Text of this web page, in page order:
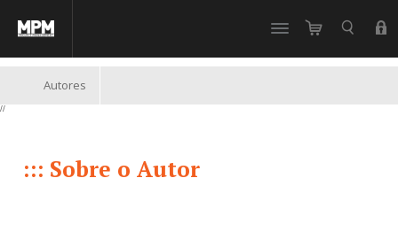
Autores
//
::: Sobre o Autor